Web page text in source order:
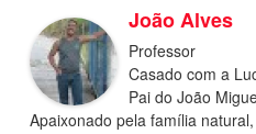
João Alves
Professor
Casado com a
Pai do João
Apaixonado pela família